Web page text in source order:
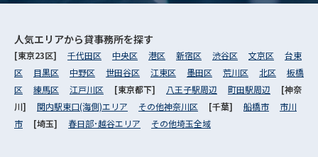
人気エリアから貸事務所を探す
[東京23区] 千代田区 中央区 港区 新宿区 渋谷区 文京区
台東
区
目黒区 中野区 世田谷区 江東区 墨田区 荒川区 北区
板橋
区
練馬区 江戸川区 [東京都下] 八王子駅周辺 町田駅周辺
[神奈
川] 関内駅東口(海側)エリア その他神奈川区 [千葉] 船橋市
市川
市
[埼玉] 春日部･越谷エリア その他埼玉全域